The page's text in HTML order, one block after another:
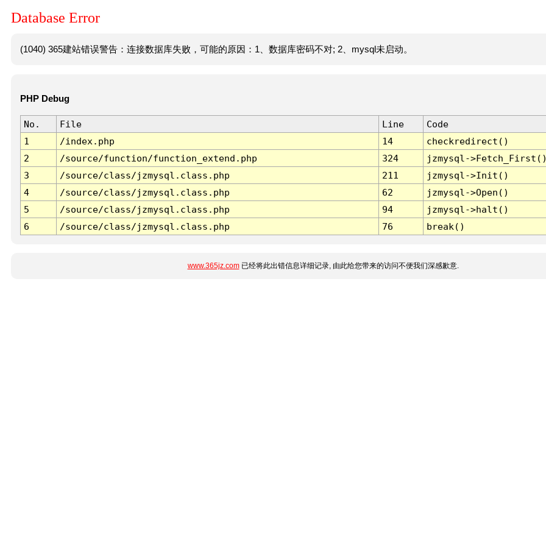
Database Error
(1040) 365建站错误警告：连接数据库失败，可能的原因：1、数据库密码不对; 2、mysql未启动。
PHP Debug
No. File Line
Code
1
/index.php 14
checkredirect()
2
/source/function/function_extend.php 324
jzmysql-
3
/source/class/jzmysql.class.php 211
jzmysql->Init()
4
/source/class/jzmysql.class.php 62
jzmysql->Open()
5
/source/class/jzmysql.class.php 94
jzmysql->halt()
6
/source/class/jzmysql.class.php 76 break()
www.365jz.com已经将此出错信息详细记录, 由此给您带来的访问不便我们深感歉意.